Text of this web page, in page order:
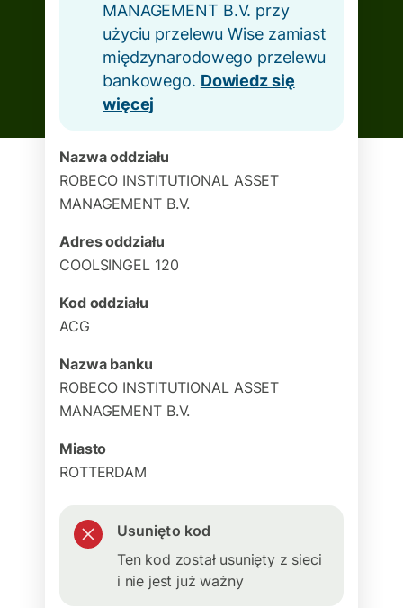
MANAGEMENT B.V. przy
użyciu przelewu Wise zamiast
międzynarodowego przelewu
bankowego. Dowiedz się
więcej
Nazwa oddziału
ROBECO INSTITUTIONAL ASSET
MANAGEMENT B.V.
Adres oddziału
COOLSINGEL 120
Kod oddziału
ACG
Nazwa banku
ROBECO INSTITUTIONAL ASSET
MANAGEMENT B.V.
Miasto
ROTTERDAM
Usunięto kod
Ten kod został usunięty z sieci
i nie jest już ważny